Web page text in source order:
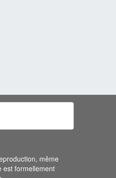
même
est formellement